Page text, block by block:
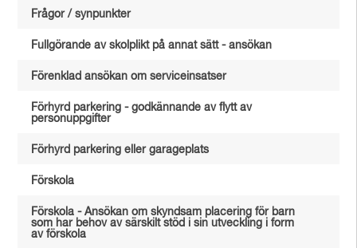
Frågor / synpunkter
Fullgörande av skolplikt på annat sätt - ansökan
Förenklad ansökan om serviceinsatser
Förhyrd parkering - godkännande av flytt av
personuppgifter
Förhyrd parkering eller garageplats
Förskola
Förskola - Ansökan om skyndsam placering för barn
som har behov av särskilt stöd i sin utveckling i form
av förskola